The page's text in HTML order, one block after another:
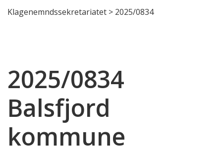
Klagenemndssekretariatet > 2025/0834
2025/0834
Balsfjord
kommune